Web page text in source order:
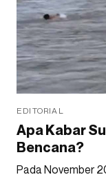
EDITORIAL
Apa Kabar
Bencana?
Pada November